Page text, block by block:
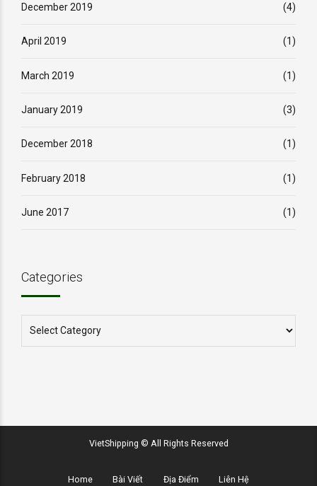
December 2019 (4)
April 2019 (1)
March 2019 (1)
January 2019 (3)
December 2018 (1)
February 2018 (1)
June 2017 (1)
Categories
VietShipping © All Rights Reserved
Home Bài Viết Địa Điểm Liên Hệ